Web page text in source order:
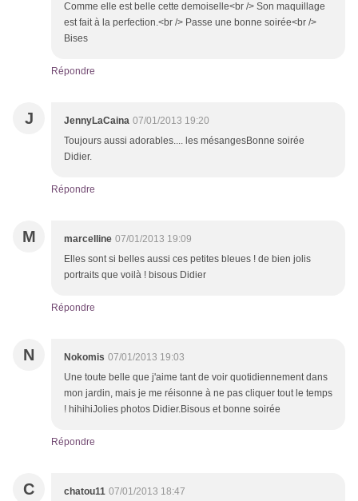
Comme elle est belle cette demoiselle<br /> Son maquillage
est fait à la perfection.<br /> Passe une bonne soirée<br />
Bises
Répondre
J JennyLaCaina 07/01/2013 19:20
Toujours aussi adorables.... les mésangesBonne soirée
Didier.
Répondre
M marcelline 07/01/2013 19:09
Elles sont si belles aussi ces petites bleues ! de bien jolis
portraits que voilà ! bisous Didier
Répondre
N Nokomis 07/01/2013 19:03
Une toute belle que j'aime tant de voir quotidiennement dans
mon jardin, mais je me réisonne à ne pas cliquer tout le temps
! hihihiJolies photos Didier.Bisous et bonne soirée
Répondre
C chatou11 07/01/2013 18:47